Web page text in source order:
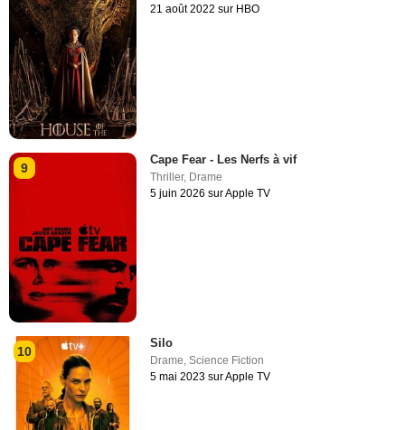
21 août 2022 sur HBO
9
Cape Fear - Les Nerfs à vif
Thriller, Drame
5 juin 2026 sur Apple TV
10
Silo
Drame,Science Fiction
5 mai 2023 sur Apple TV